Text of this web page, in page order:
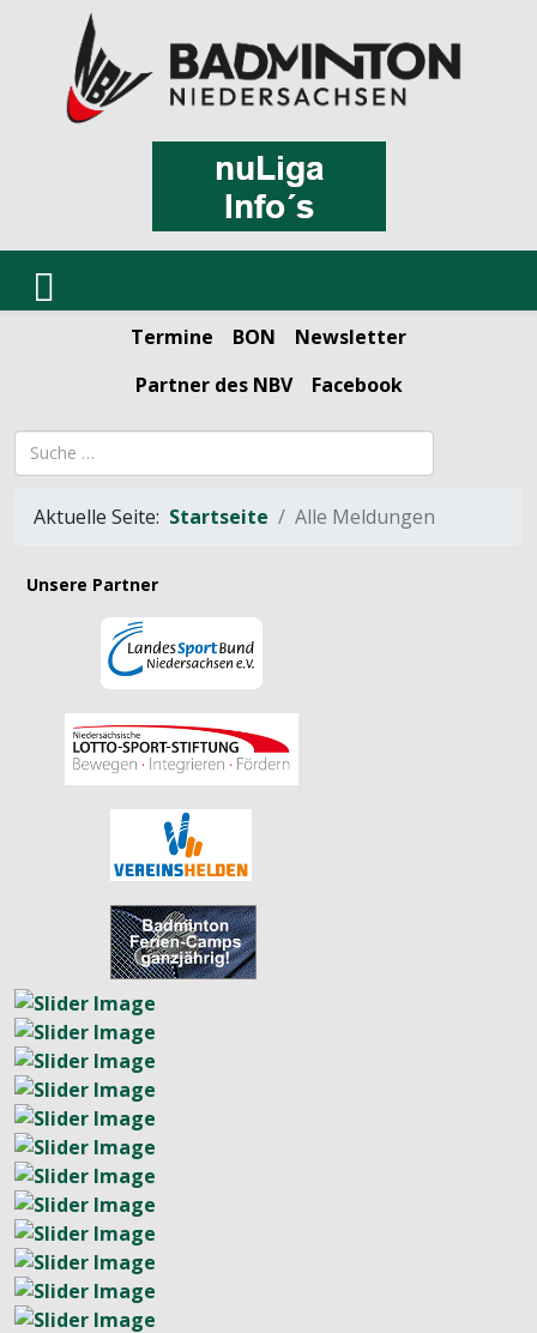
Termine BON
Newsletter
Partner des NBV
Facebook
Suchbegriff
Aktuelle Seite: Startseite Alle Meldungen
Unsere Partner